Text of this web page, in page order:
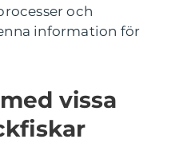
och
information för
vissa